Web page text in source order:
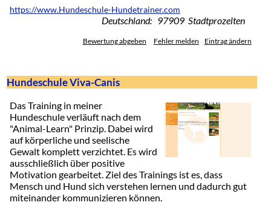
https://www.Hundeschule-Hundetrainer.com
Deutschland: 97909 Stadtprozelten
Bewertung abgeben Fehler melden Eintrag ändern
Hundeschule Viva-Canis
Das Training in meiner
Hundeschule verläuft nach dem
"Animal-Learn" Prinzip. Dabei wird
auf körperliche und seelische
Gewalt komplett verzichtet. Es wird
ausschließlich über positive
Motivation gearbeitet. Ziel des Trainings ist es, dass
Mensch und Hund sich verstehen lernen und dadurch gut
miteinander kommunizieren können.